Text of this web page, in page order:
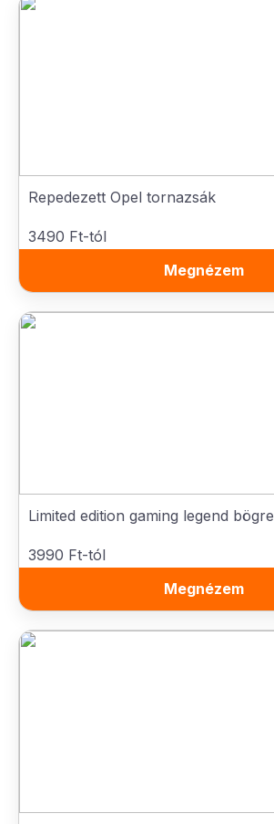
Repedezett Opel tornazsák
3490 Ft-tól
Megnézem
Limited edition gaming legend bögre
3990 Ft-tól
Megnézem